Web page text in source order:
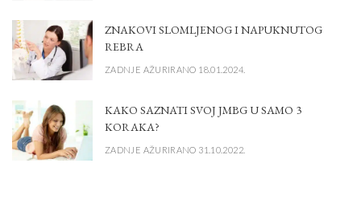
ZNAKOVI SLOMLJENOG I NAPUKNUTOG
REBRA
ZADNJE AŽURIRANO 18.01.2024.
KAKO SAZNATI SVOJ JMBG U SAMO 3
KORAKA?
ZADNJE AŽURIRANO 31.10.2022.